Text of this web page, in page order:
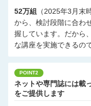
52万組
（2025年3月末
から、検討段階に合わ
握しています。だから
な講座を実施できるの
POINT2
ネットや専門誌には載
をご提供します